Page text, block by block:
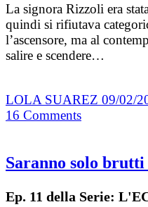
La signora Rizzoli era
quindi si rifiutava
l’ascensore, ma al
salire e scendere…
LOLA SUAREZ 09/02/
16 Comments
Saranno solo brutti
Ep. 11 della Serie: